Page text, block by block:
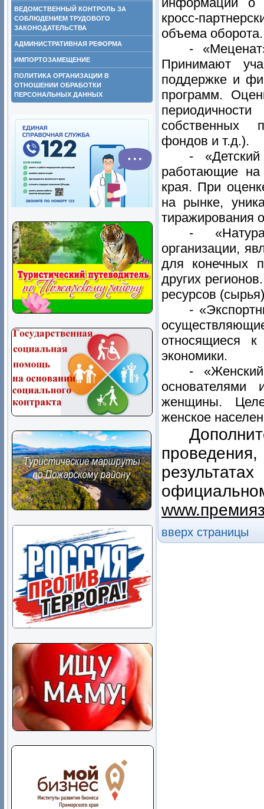
ВЕДОМСТВЕННЫЙ КОНТРОЛЬ ЗА
СОБЛЮДЕНИЕМ ТРУДОВОГО
ЗАКОНОДАТЕЛЬСТВА
АДМИНИСТРАТИВНАЯ РЕФОРМА
ИМПОРТОЗАМЕЩЕНИЕ
ПОЛИТИКА ОРГАНИЗАЦИИ В
ОТНОШЕНИИ ОБРАБОТКИ
ПЕРСОНАЛЬНЫХ ДАННЫХ
кросс-
объема оборота.
-
Принимают
поддержке и
программ.
собственных
фондов и т.д.).
-
работающие на
края. При
на рынке,
тиражирования
-
организации,
для конечных
других
ресурсов
-
относящиеся к
экономики.
-
основателями
женщины.
женское
www
вверх страницы